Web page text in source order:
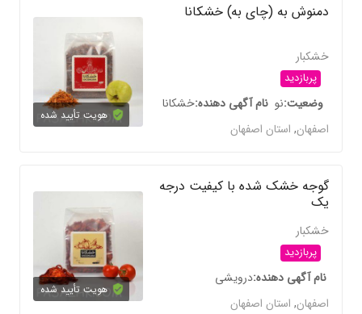
دمنوش به (چای به) خشکانا
خشکبار
پربازدید
وضعیتنو نام آگهی دهندهخشکانا
اصفهان,استان اصفهان
هویت تأیید شده
گوجه خشک شده با کیفیت درجه
یک
خشکبار
پربازدید
نام آگهی دهندهدرویشی
اصفهان,استان اصفهان
هویت تأیید شده